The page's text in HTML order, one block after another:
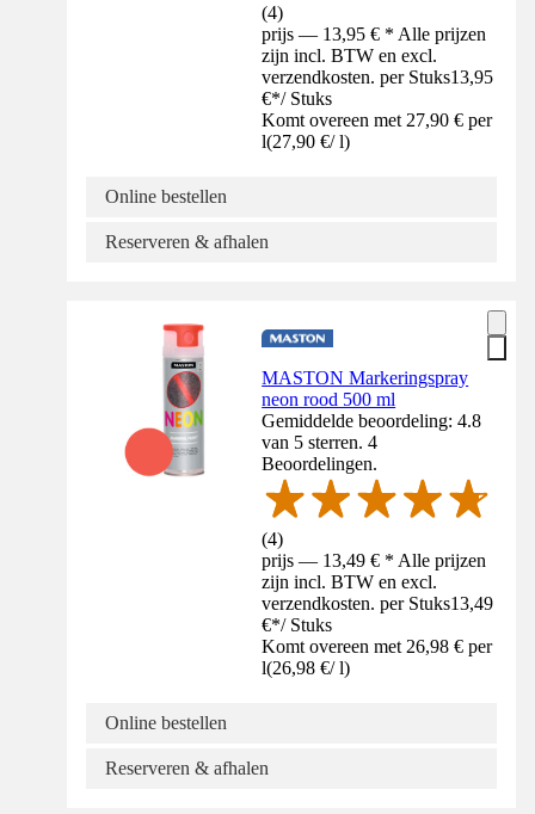
(4)
prijs — 13,95 € * Alle prijzen
zijn incl. BTW en excl.
verzendkosten. per Stuks13,95
€*/ Stuks
Komt overeen met 27,90 € per
l(27,90 €/ l)
Online bestellen
Reserveren & afhalen
MASTON Markeringspray
neon rood 500 ml
Gemiddelde beoordeling: 4.8
van 5 sterren. 4
Beoordelingen.
(4)
prijs — 13,49 € * Alle prijzen
zijn incl. BTW en excl.
verzendkosten. per Stuks13,49
€*/ Stuks
Komt overeen met 26,98 € per
l(26,98 €/ l)
Online bestellen
Reserveren & afhalen